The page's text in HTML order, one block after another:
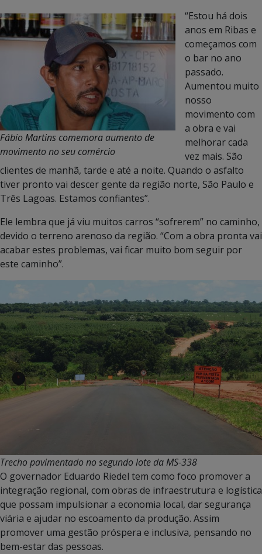
Fábio Martins comemora aumento de
movimento no seu comércio
“Estou há dois
anos em Ribas e
começamos com
o bar no ano
passado.
Aumentou muito
nosso
movimento com
a obra e vai
melhorar cada
vez mais. São
clientes de manhã, tarde e até a noite. Quando o asfalto
tiver pronto vai descer gente da região norte, São Paulo e
Três Lagoas. Estamos confiantes”.
Ele lembra que já viu muitos carros “sofrerem” no caminho,
devido o terreno arenoso da região. “Com a obra pronta vai
acabar estes problemas, vai ficar muito bom seguir por
este caminho”.
Trecho pavimentado no segundo lote da MS-338
O governador Eduardo Riedel tem como foco promover a
integração regional, com obras de infraestrutura e logística
que possam impulsionar a economia local, dar segurança
viária e ajudar no escoamento da produção. Assim
promover uma gestão próspera e inclusiva, pensando no
bem-estar das pessoas.